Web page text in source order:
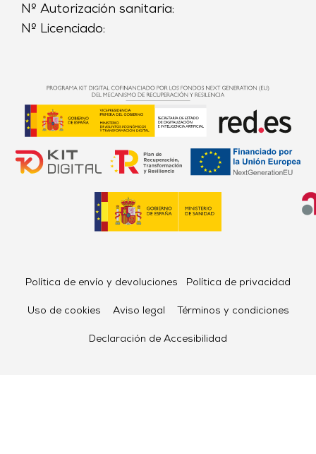
Nº Autorización sanitaria:
Nº Licenciado:
Política de envío y devoluciones Política de privacidad
Uso de cookies Aviso legal Términos y condiciones
Declaración de Accesibilidad